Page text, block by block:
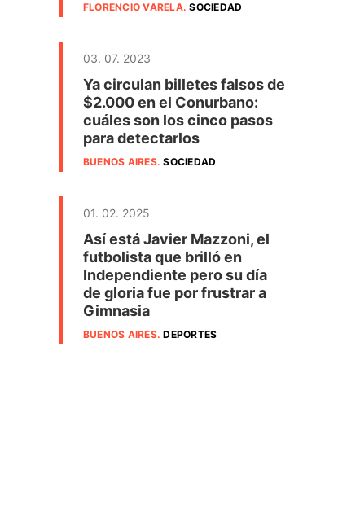
FLORENCIO VARELA.SOCIEDAD
03. 07. 2023
Ya circulan billetes falsos de
$2.000 en el Conurbano:
cuáles son los cinco pasos
para detectarlos
BUENOS AIRES.SOCIEDAD
01. 02. 2025
Así está Javier Mazzoni, el
futbolista que brilló en
Independiente pero su día
de gloria fue por frustrar a
Gimnasia
BUENOS AIRES.DEPORTES